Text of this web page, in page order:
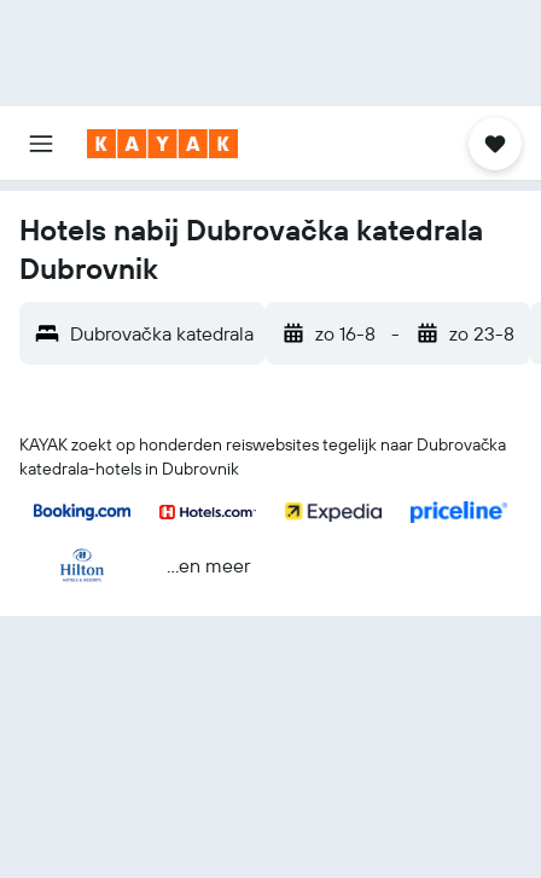
Hotels nabij Dubrovačka katedrala
Dubrovnik
Dubrovačka katedrala zo 16-8 - zo 23-8
KAYAK zoekt op honderden reiswebsites tegelijk naar Dubrovačka
katedrala-hotels in Dubrovnik
...en meer